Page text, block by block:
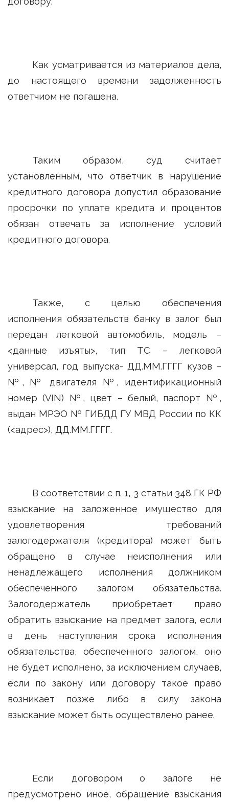
Как усматривается из материалов дела,
до настоящего времени задолженность
ответчиом не погашена.
Таким образом, суд считает
установленным, что ответчик в нарушение
кредитного договора допустил образование
просрочки по уплате кредита и процентов
обязан отвечать за исполнение условий
кредитного договора.
Также, с целью обеспечения
исполнения обязательств банку в залог был
передан легковой автомобиль, модель –
<данные изъяты>, тип ТС – легковой
универсал, год выпуска- ДД.ММ.ГГГГ кузов –
№, № двигателя №, идентификационный
номер (VIN) №, цвет – белый, паспорт №,
выдан МРЭО № ГИБДД ГУ МВД России по КК
(<адрес>), ДД.ММ.ГГГГ.
В соответствии с п. 1, 3 статьи 348 ГК РФ
взыскание на заложенное имущество для
удовлетворения требований
залогодержателя (кредитора) может быть
обращено в случае неисполнения или
ненадлежащего исполнения должником
обеспеченного залогом обязательства.
Залогодержатель приобретает право
обратить взыскание на предмет залога, если
в день наступления срока исполнения
обязательства, обеспеченного залогом, оно
не будет исполнено, за исключением случаев,
если по закону или договору такое право
возникает позже либо в силу закона
взыскание может быть осуществлено ранее.
Если договором о залоге не
предусмотрено иное, обращение взыскания